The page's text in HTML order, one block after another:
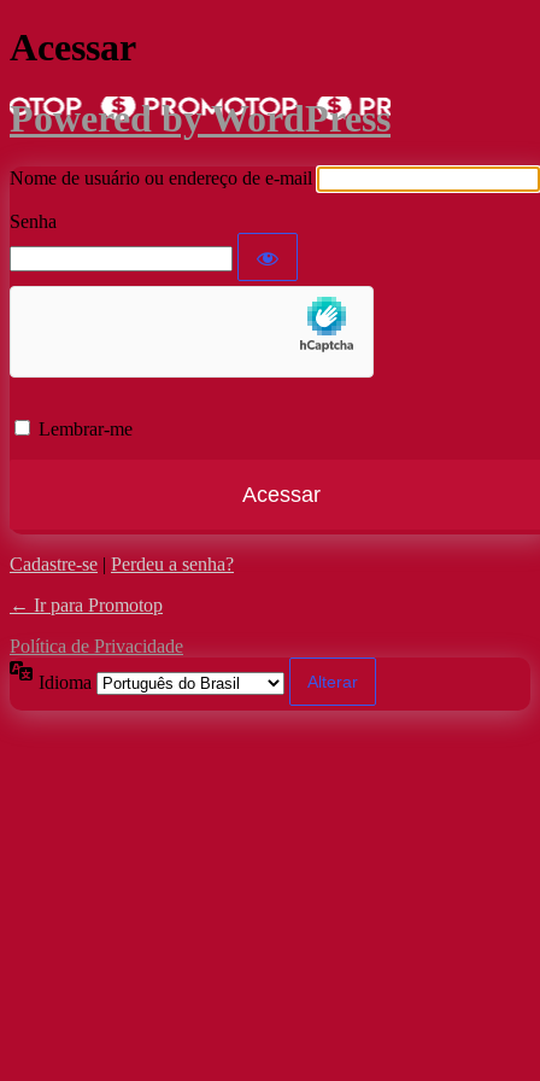
Acessar
Powered by WordPress
Nome de usuário ou endereço de e-mail
Senha
Lembrar-me
Cadastre-se | Perdeu a senha?
← Ir para Promotop
Política de Privacidade
Idioma